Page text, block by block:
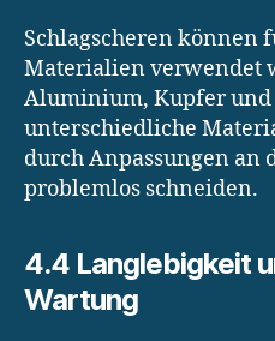
Schlagscheren können
Materialien verwendet
Aluminium, Kupfer und
unterschiedliche
durch Anpassungen an
problemlos schneiden.
4.4 Langlebigkeit
Wartung